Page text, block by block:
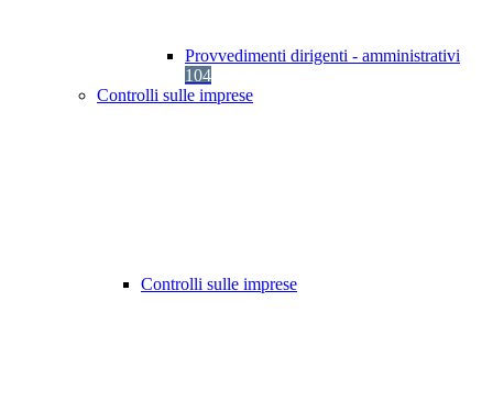
Provvedimenti dirigenti - amministrativi
104
Controlli sulle imprese
Controlli sulle imprese